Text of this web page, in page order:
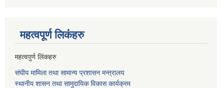
महत्वपूर्ण लि‌कंंहरु
महत्वपुर्ण लिंकहरु
संघीय मामिला तथा सामान्य प्रशासन मन्त्रालय
स्थानीय शासन तथा सामुदायिक विकास कार्यक्रम